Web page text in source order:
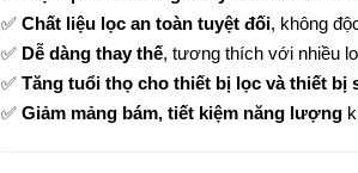
✅ Chất liệu lọc an toàn tuyệt đối, không
✅ Dễ dàng thay thế, tương thích với nhiều
✅ Tăng tuổi thọ cho thiết bị lọc và thiết bị
✅ Giảm mảng bám, tiết kiệm năng lượng